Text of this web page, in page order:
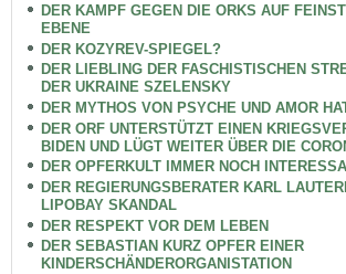
DER KAMPF GEGEN DIE ORKS AUF
EBENE
DER KOZYREV-SPIEGEL?
DER LIEBLING DER FASCHISTISCHEN
DER UKRAINE SZELENSKY
DER MYTHOS VON PSYCHE UND AMOR
DER ORF UNTERSTÜTZT EINEN
BIDEN UND LÜGT WEITER ÜBER DIE
DER OPFERKULT IMMER NOCH
DER REGIERUNGSBERATER KARL
LIPOBAY SKANDAL
DER RESPEKT VOR DEM LEBEN
DER SEBASTIAN KURZ OPFER EINER
KINDERSCHÄNDERORGANISTATION